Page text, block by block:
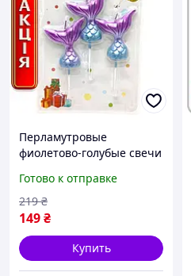
Перламутровые
фиолетово-голубые свечи
для торта на день
рождения
Готово к отправке
149₴
219 ₴
Купить